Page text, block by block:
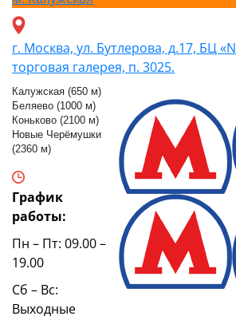
г. Москва, ул. Бутлерова, д.17, БЦ
торговая галерея, п. 3025.
Калужская (650 м)
Беляево (1000 м)
Коньково (2100 м)
Новые Черёмушки
(2360 м)
График
работы:
Пн – Пт: 09.00 –
19.00
Сб – Вс:
Выходные